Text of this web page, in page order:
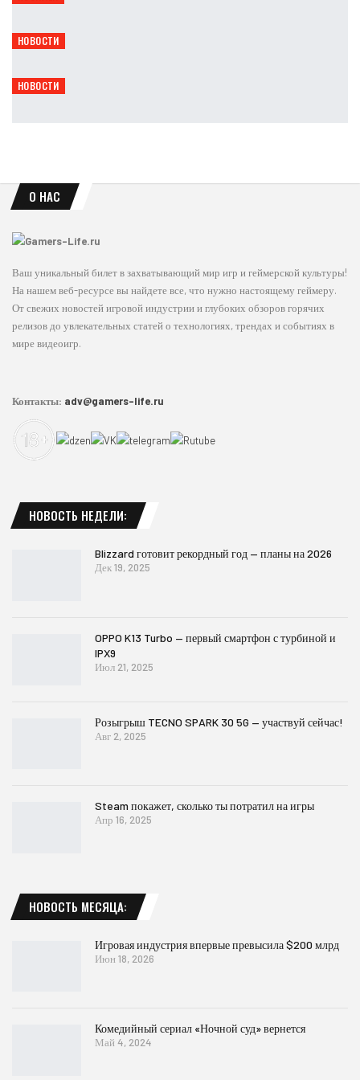
НОВОСТИ
В Steam вышла демоверсия мрачного экшена Expedition
НОВОСТИ
GTA 6 покажут 20 минут геймплея: фанаты критикуют Rockstar
О НАС
Ваш уникальный билет в захватывающий мир игр и геймерской культуры!
На нашем веб-ресурсе вы найдете все, что нужно настоящему геймеру.
От свежих новостей игровой индустрии и глубоких обзоров горячих
релизов до увлекательных статей о технологиях, трендах и событиях в
мире видеоигр.
Контакты: adv@gamers-life.ru
НОВОСТЬ НЕДЕЛИ:
Blizzard готовит рекордный год — планы на 2026
Дек 19, 2025
OPPO K13 Turbo — первый смартфон с турбиной и
IPX9
Июл 21, 2025
Розыгрыш TECNO SPARK 30 5G — участвуй сейчас!
Авг 2, 2025
Steam покажет, сколько ты потратил на игры
Апр 16, 2025
НОВОСТЬ МЕСЯЦА:
Игровая индустрия впервые превысила $200 млрд
Июн 18, 2026
Комедийный сериал «Ночной суд» вернется
Май 4, 2024